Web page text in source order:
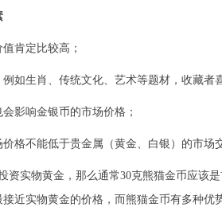
肯定比较高；
如生肖、传统文化、艺术等题材，收藏者
影响金银币的市场价格；
格不能低于贵金属（黄金、白银）的市场
资实物黄金，那么通常30克熊猫金币应该
近实物黄金的价格，而熊猫金币有多种优